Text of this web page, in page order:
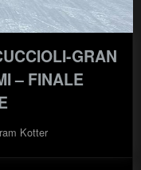
GRAN
– FINALE
Kotter